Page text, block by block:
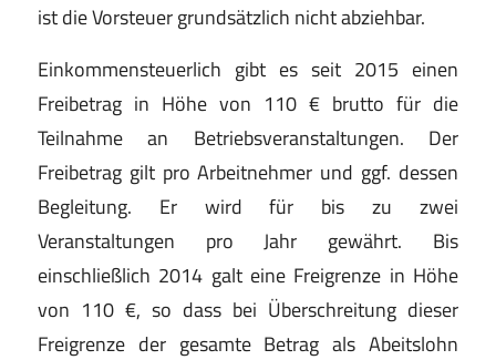
ist die Vorsteuer grundsätzlich nicht abziehbar.
Einkommensteuerlich gibt es seit 2015 einen
Freibetrag in Höhe von 110 € brutto für die
Teilnahme an Betriebsveranstaltungen. Der
Freibetrag gilt pro Arbeitnehmer und ggf. dessen
Begleitung. Er wird für bis zu zwei
Veranstaltungen pro Jahr gewährt. Bis
einschließlich 2014 galt eine Freigrenze in Höhe
von 110 €, so dass bei Überschreitung dieser
Freigrenze der gesamte Betrag als Abeitslohn